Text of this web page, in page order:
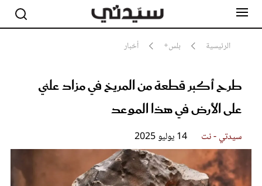
الرئيسية بلس+ أخبار
طرح أكبر قطعة من المريخ في مزاد علني
على الأرض في هذا الموعد
سيدتي - نت 14 يوليو 2025
مشاهير
جمال
سيدتي وطفلك
لايف ستايل
بلس+